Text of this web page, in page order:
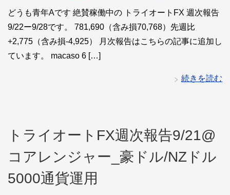
どうも青年Aです 絶賛稼働中の トライオートFX 週次報告
9/22ー9/28です。 781,690（含み損70,768）先週比
+2,775（含み損-4,925） 月次報告はこちらの記事に追加し
ています。 macaso 6 […]
続きを読む
トライオートFX週次報告9/21@
コアレンジャー_豪ドル/NZドル
5000通貨運用